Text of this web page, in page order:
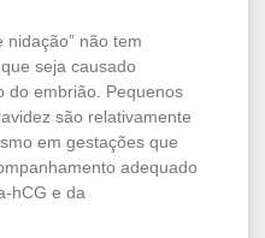
nidação” não tem
seja causado
do embrião. Pequenos
são relativamente
em gestações que
adequado
hCG e da